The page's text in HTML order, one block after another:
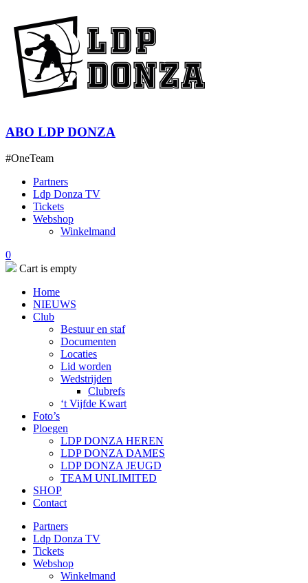
ABO LDP DONZA
#OneTeam
Partners
Ldp Donza TV
Tickets
Webshop
Winkelmand
0
Cart is empty
Home
NIEUWS
Club
Bestuur en staf
Documenten
Locaties
Lid worden
Wedstrijden
Clubrefs
‘t Vijfde Kwart
Foto’s
Ploegen
LDP DONZA HEREN
LDP DONZA DAMES
LDP DONZA JEUGD
TEAM UNLIMITED
SHOP
Contact
Partners
Ldp Donza TV
Tickets
Webshop
Winkelmand